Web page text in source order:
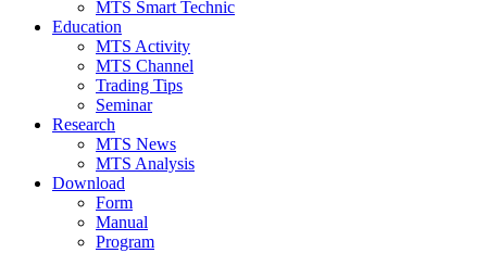
MTS Smart Technic
Education
MTS Activity
MTS Channel
Trading Tips
Seminar
Research
MTS News
MTS Analysis
Download
Form
Manual
Program